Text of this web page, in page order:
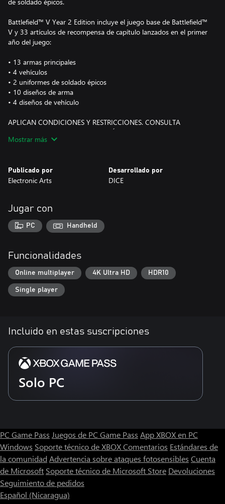
Battlefield™ V Year 2 Edition incluye el juego base de Battlefield™
V y 33 artículos de recompensa de capítulo lanzados en el primer
año del juego:
• 13 armas principales
• 4 vehículos
• 2 uniformes de soldado épicos
• 10 diseños de arma
• 4 diseños de vehículo
APLICAN CONDICIONES Y RESTRICCIONES. CONSULTA
www.ea.com/es-mx/legal PARA MÁS DETALLES.
ARMA, EQUIPAMIENTO O VEHÍCULO CONCRETO, RESPONDEN
SOLO A LA PRECISIÓN HISTÓRICA Y EN NINGÚN CASO
Mostrar más
Publicado por
Electronic Arts
Desarrollado por
DICE
Jugar con
PC Handheld
Funcionalidades
Online multiplayer 4K Ultra HD HDR10
Single player
Incluido en estas suscripciones
Solo PC
PC Game Pass Juegos de PC Game Pass App XBOX en PC
Windows Soporte técnico de XBOXComentarios Estándares de
la comunidad Advertencia sobre ataques fotosensibles Cuenta
de Microsoft Soporte técnico de Microsoft Store Devoluciones
Seguimiento de pedidos
Español (Nicaragua)